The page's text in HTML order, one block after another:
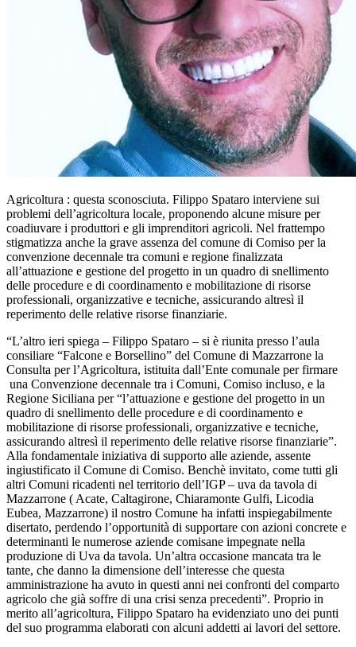
Agricoltura : questa sconosciuta. Filippo Spataro interviene sui
problemi dell’agricoltura locale, proponendo alcune misure per
coadiuvare i produttori e gli imprenditori agricoli. Nel frattempo
stigmatizza anche la grave assenza del comune di Comiso per la
convenzione decennale tra comuni e regione finalizzata
all’attuazione e gestione del progetto in un quadro di snellimento
delle procedure e di coordinamento e mobilitazione di risorse
professionali, organizzative e tecniche, assicurando altresì il
reperimento delle relative risorse finanziarie.
“L’altro ieri spiega – Filippo Spataro – si è riunita presso l’aula
consiliare “Falcone e Borsellino” del Comune di Mazzarrone la
Consulta per l’Agricoltura, istituita dall’Ente comunale per firmare
una Convenzione decennale tra i Comuni, Comiso incluso, e la
Regione Siciliana per “l’attuazione e gestione del progetto in un
quadro di snellimento delle procedure e di coordinamento e
mobilitazione di risorse professionali, organizzative e tecniche,
assicurando altresì il reperimento delle relative risorse finanziarie”.
Alla fondamentale iniziativa di supporto alle aziende, assente
ingiustificato il Comune di Comiso. Benchè invitato, come tutti gli
altri Comuni ricadenti nel territorio dell’IGP – uva da tavola di
Mazzarrone ( Acate, Caltagirone, Chiaramonte Gulfi, Licodia
Eubea, Mazzarrone) il nostro Comune ha infatti inspiegabilmente
disertato, perdendo l’opportunità di supportare con azioni concrete e
determinanti le numerose aziende comisane impegnate nella
produzione di Uva da tavola. Un’altra occasione mancata tra le
tante, che danno la dimensione dell’interesse che questa
amministrazione ha avuto in questi anni nei confronti del comparto
agricolo che già soffre di una crisi senza precedenti”. Proprio in
merito all’agricoltura, Filippo Spataro ha evidenziato uno dei punti
del suo programma elaborati con alcuni addetti ai lavori del settore.